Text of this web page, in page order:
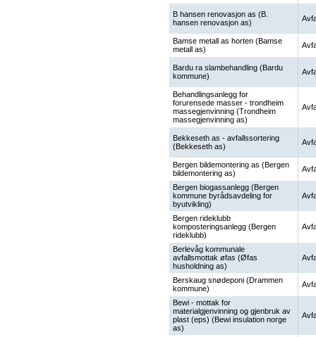
B hansen renovasjon as (B.
hansen renovasjon as)
Bamse metall as horten (Bamse
metall as)
Bardu ra slambehandling (Bardu
kommune)
Behandlingsanlegg for
forurensede masser - trondheim
massegjenvinning (Trondheim
massegjenvinning as)
Bekkeseth as - avfallssortering
(Bekkeseth as)
Bergen bildemontering as (Bergen
bildemontering as)
Bergen biogassanlegg (Bergen
kommune byrådsavdeling for
byutvikling)
Bergen rideklubb
komposteringsanlegg (Bergen
rideklubb)
Berlevåg kommunale
avfallsmottak øfas (Øfas
husholdning as)
Berskaug snødeponi (Drammen
kommune)
Bewi - mottak for
materialgjenvinning og gjenbruk av
plast (eps) (Bewi insulation norge
as)